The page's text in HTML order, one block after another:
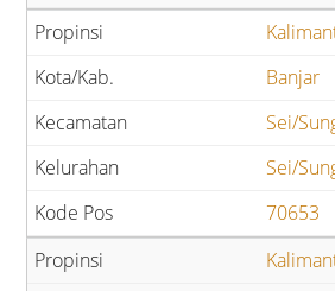
Banjar
Sei/
Sei/
70653